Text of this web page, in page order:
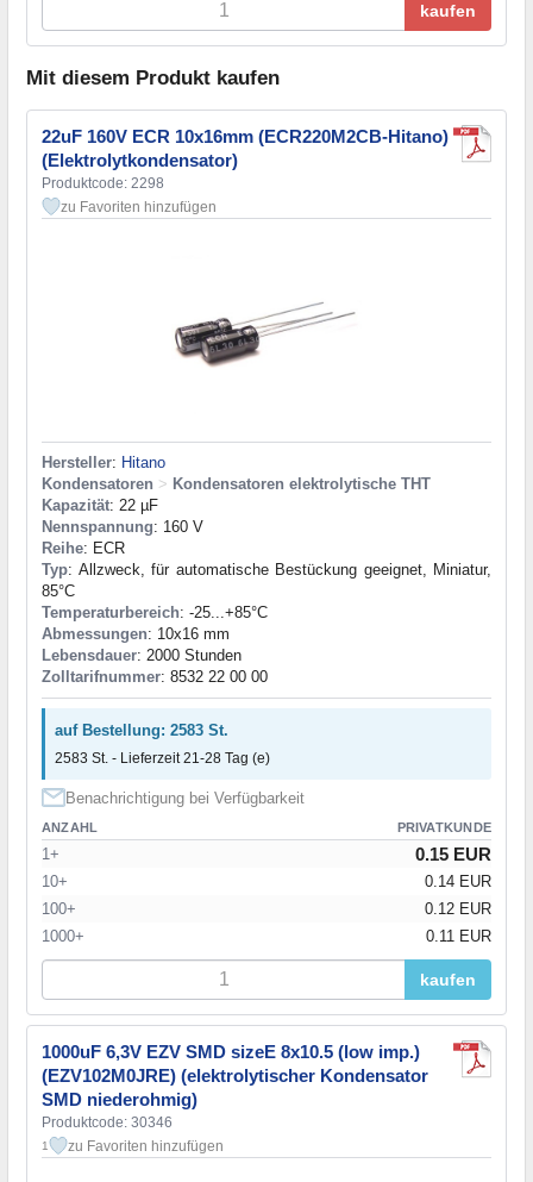
kaufen
Mit diesem Produkt kaufen
22uF 160V ECR 10x16mm (ECR220M2CB-Hitano)
(Elektrolytkondensator)
Produktcode: 2298
zu Favoriten hinzufügen
Hersteller: Hitano
Kondensatoren > Kondensatoren elektrolytische THT
Kapazität: 22 µF
Nennspannung: 160 V
Reihe: ECR
Typ: Allzweck, für automatische Bestückung geeignet, Miniatur,
85°C
Temperaturbereich: -25...+85°C
Abmessungen: 10x16 mm
Lebensdauer: 2000 Stunden
Zolltarifnummer: 8532 22 00 00
auf Bestellung: 2583 St.
2583 St. - Lieferzeit 21-28 Tag (e)
Benachrichtigung bei Verfügbarkeit
ANZAHL PRIVATKUNDE
1+ 0.15 EUR
10+
0.14 EUR
100+
0.12 EUR
1000+
0.11 EUR
kaufen
1000uF 6,3V EZV SMD sizeE 8x10.5 (low imp.)
(EZV102M0JRE) (elektrolytischer Kondensator
SMD niederohmig)
Produktcode: 30346
1 zu Favoriten hinzufügen